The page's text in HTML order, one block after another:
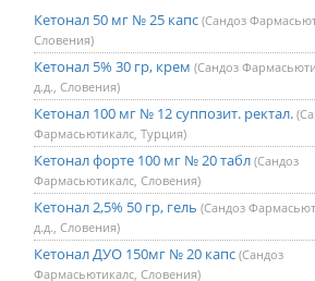
Кетонал 50 мг № 25 капс (Сандоз
Словения)
Кетонал 5% 30 гр, крем (Сандоз
д.д., Словения)
Кетонал 100 мг № 12 суппозит. ректал.
Фармасьютикалс, Турция)
Кетонал форте 100 мг № 20 табл (Сандоз
Фармасьютикалс, Словения)
Кетонал 2,5% 50 гр, гель (Сандоз
д.д., Словения)
Кетонал ДУО 150мг № 20 капс (Сандоз
Фармасьютикалс, Словения)